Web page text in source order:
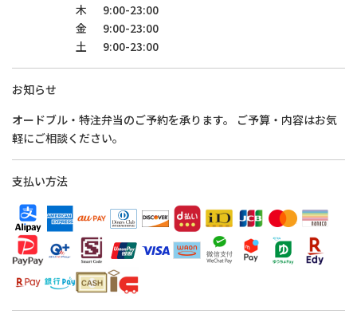
木
9:00-23:00
金
9:00-23:00
土
9:00-23:00
お知らせ
オードブル・特注弁当のご予約を承ります。 ご予算・内容はお気
軽にご相談ください。
支払い方法